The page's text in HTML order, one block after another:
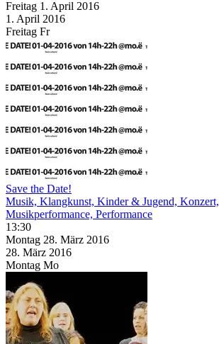
Freitag 1. April 2016
1. April 2016
Freitag Fr
Save the Date!
Musik, Klangkunst, Kinder & Jugend, Konzert,
Musikperformance, Performance
13:30
Montag 28. März 2016
28. März 2016
Montag Mo